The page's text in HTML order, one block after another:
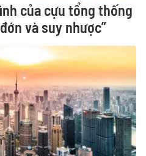
của cựu tổng thống
và suy nhược”